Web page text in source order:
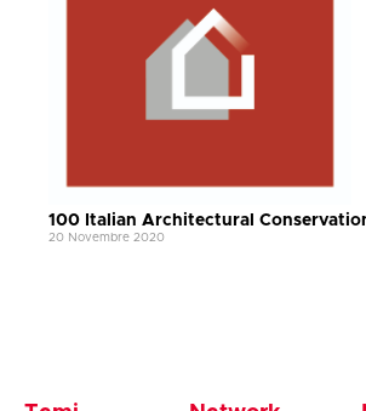
100 Italian Architectural
20 Novembre 2020